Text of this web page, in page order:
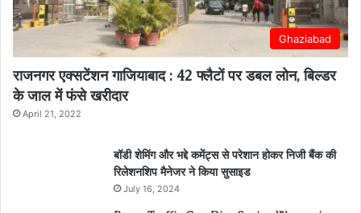
Ghaziabad
राजनगर एक्सटेंशन गाजियाबाद : 42 फ्लैटों पर डबल लोन, बिल्डर
के जाल में फंसे खरीदार
April 21, 2022
बॉडी शेमिंग और भद्दे कमेंट्स से परेशान होकर निजी बैंक की
रिलेशनशिप मैनेजर ने किया सुसाइड
July 16, 2024